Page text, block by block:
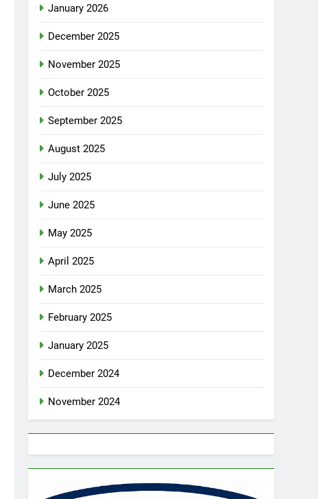
January 2026
December 2025
November 2025
October 2025
September 2025
August 2025
July 2025
June 2025
May 2025
April 2025
March 2025
February 2025
January 2025
December 2024
November 2024